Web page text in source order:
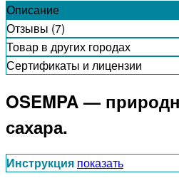
Описание
Отзывы (7)
Товар в других городах
Сертификаты и лицензии
OSEMPA —
сахара.
Инструкция показать